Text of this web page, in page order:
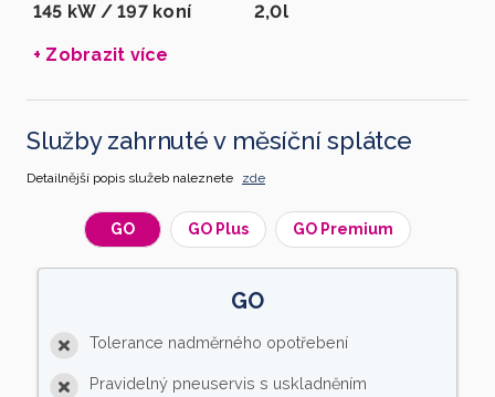
145 kW / 197 koní 2,0l
+ Zobrazit více
Služby zahrnuté v měsíční splátce
Detailnější popis služeb naleznete zde
GO GO Plus GO Premium
GO
Tolerance nadměrného opotřebení
Pravidelný pneuservis s uskladněním